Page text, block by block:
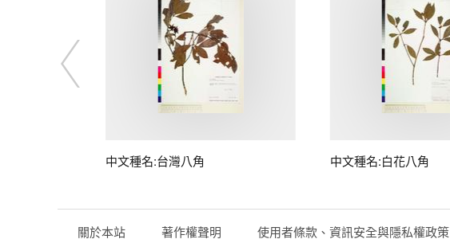
中文種名:台灣八角 中文種名:白花八角
關於本站 著作權聲明 使用者條款、資訊安全與隱私權政策